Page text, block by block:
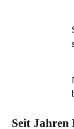
Seit Jahren